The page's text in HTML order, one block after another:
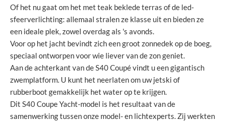
Of het nu gaat om het met teak beklede terras of de led-
sfeerverlichting: allemaal stralen ze klasse uit en bieden ze
een ideale plek, zowel overdag als 's avonds.
Voor op het jacht bevindt zich een groot zonnedek op de boeg,
speciaal ontworpen voor wie liever van de zon geniet.
Aan de achterkant van de S40 Coupé vindt u een gigantisch
zwemplatform. U kunt het neerlaten om uw jetski of
rubberboot gemakkelijk het water op te krijgen.
Dit S40 Coupe Yacht-model is het resultaat van de
samenwerking tussen onze model- en lichtexperts. Zij werkten